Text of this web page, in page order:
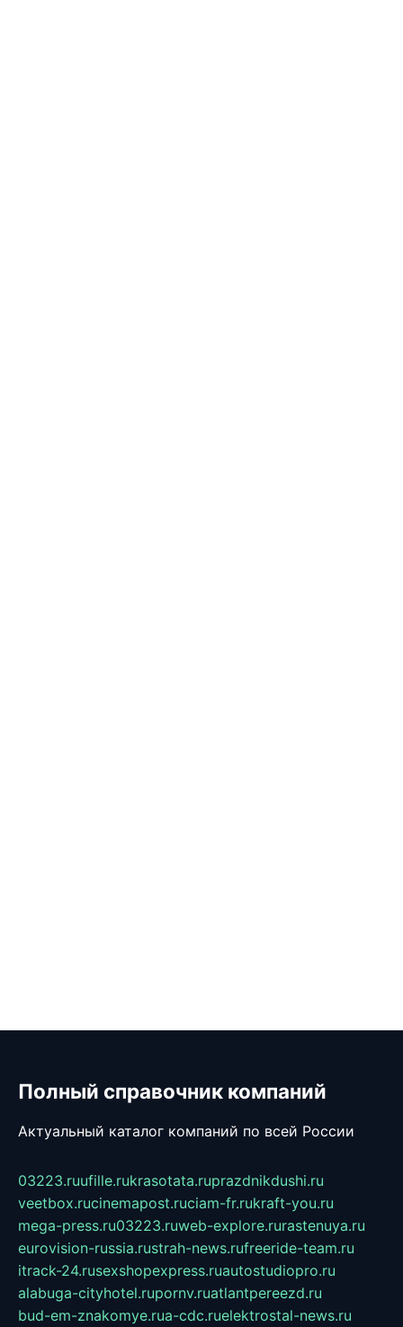
Полный справочник компаний
Актуальный каталог компаний по всей России
03223.ruufille.rukrasotata.ruprazdnikdushi.ru
veetbox.rucinemapost.ruciam-fr.rukraft-you.ru
mega-press.ru03223.ruweb-explore.rurastenuya.ru
eurovision-russia.rustrah-news.rufreeride-team.ru
itrack-24.rusexshopexpress.ruautostudiopro.ru
alabuga-cityhotel.rupornv.ruatlantpereezd.ru
bud-em-znakomye.rua-cdc.ruelektrostal-news.ru